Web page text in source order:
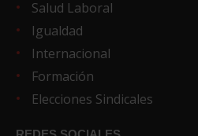
Salud Laboral
Igualdad
Internacional
Formación
Elecciones Sindicales